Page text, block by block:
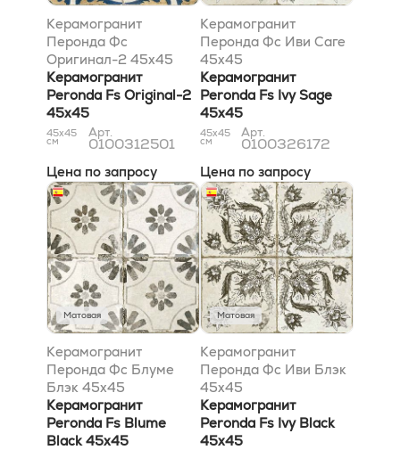
Керамогранит
Перонда Фс
Оригинал-2 45x45
Керамогранит
Peronda Fs Original-2
45x45
45x45
см
Арт.
0100312501
Цена по запросу
Керамогранит
Перонда Фс Иви Саге
45x45
Керамогранит
Peronda Fs Ivy Sage
45x45
45x45
см
Арт.
0100326172
Цена по запросу
Матовая
Керамогранит
Перонда Фс Блуме
Блэк 45x45
Керамогранит
Peronda Fs Blume
Black 45x45
Матовая
Керамогранит
Перонда Фс Иви Блэк
45x45
Керамогранит
Peronda Fs Ivy Black
45x45